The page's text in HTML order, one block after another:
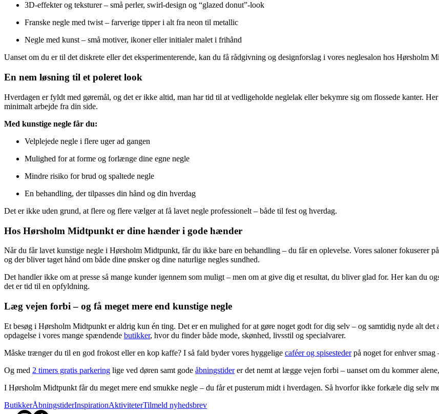
3D-effekter og teksturer – små perler, swirl-design og “glazed donut”-look
Franske negle med twist – farverige tipper i alt fra neon til metallic
Negle med kunst – små motiver, ikoner eller initialer malet i frihånd
Uanset om du er til det diskrete eller det eksperimenterende, kan du få rådgivning og designforslag i vores neglesalon hos Hørsholm
En nem løsning til et poleret look
Hverdagen er fyldt med gøremål, og det er ikke altid, man har tid til at vedligeholde neglelak eller bekymre sig om flossede kanter.
minimalt arbejde fra din side.
Med kunstige negle får du:
Velplejede negle i flere uger ad gangen
Mulighed for at forme og forlænge dine egne negle
Mindre risiko for brud og spaltede negle
En behandling, der tilpasses din hånd og din hverdag
Det er ikke uden grund, at flere og flere vælger at få lavet negle professionelt – både til fest og hverdag.
Hos Hørsholm Midtpunkt er dine hænder i gode hænder
Når du får lavet kunstige negle i Hørsholm Midtpunkt, får du ikke bare en behandling – du får en oplevelse. Vores saloner fokuserer
og der bliver taget hånd om både dine ønsker og dine naturlige negles sundhed.
Det handler ikke om at presse så mange kunder igennem som muligt – men om at give dig et resultat, du bliver glad for. Her kan du
det er tid til en opfyldning.
Læg vejen forbi – og få meget mere end kunstige negle
Et besøg i Hørsholm Midtpunkt er aldrig kun én ting. Det er en mulighed for at gøre noget godt for dig selv – og samtidig nyde alt det
opdagelse i vores mange spændende butikker, hvor du finder både mode, skønhed, livsstil og specialvarer.
Måske trænger du til en god frokost eller en kop kaffe? I så fald byder vores hyggelige caféer og spisestederpå noget for enhver smag
Og med 2 timers gratis parkering lige ved døren samt gode åbningstiderer det nemt at lægge vejen forbi – uanset om du kommer
I Hørsholm Midtpunkt får du meget mere end smukke negle – du får et pusterum midt i hverdagen. Så hvorfor ikke forkæle dig selv
ButikkerÅbningstiderInspirationAktiviteterTilmeld nyhedsbrev